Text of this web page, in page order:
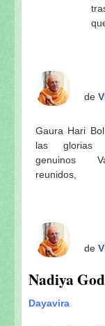
de
Gaura Hari
las
genuinos
beneficio
de julio de
de
Nadiya
Dayavira